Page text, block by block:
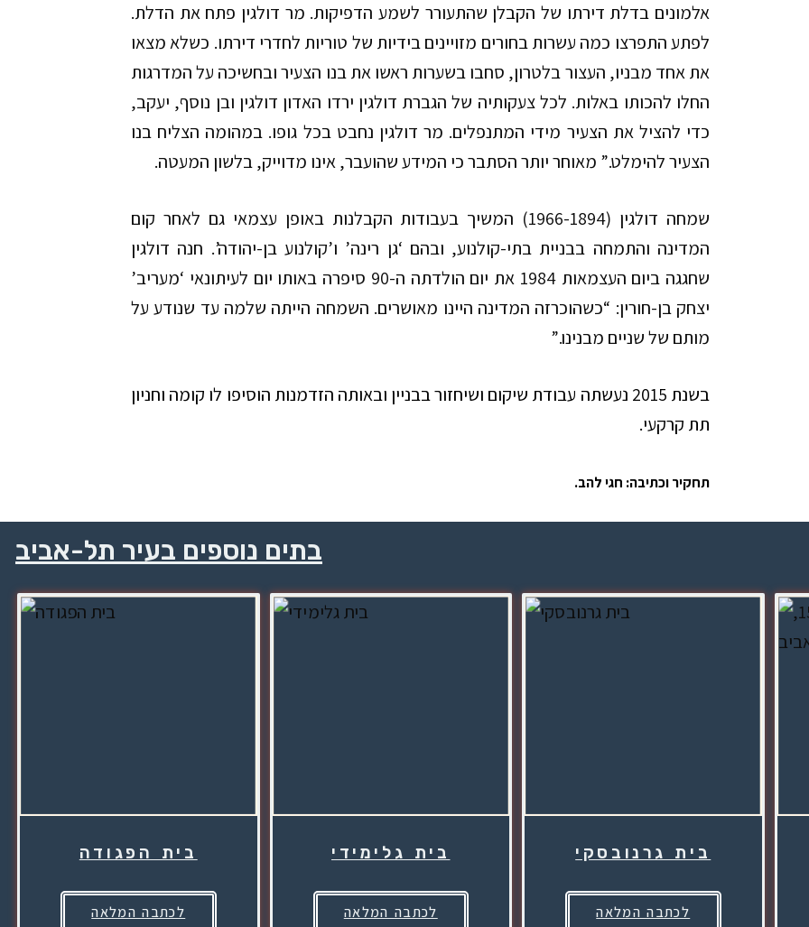
אלמונים בדלת דירתו של הקבלן שהתעורר לשמע הדפיקות. מר דולגין פתח את הדלת.
לפתע התפרצו כמה עשרות בחורים מזויינים בידיות של טוריות לחדרי דירתו. כשלא מצאו
את אחד מבניו, העצור בלטרון, סחבו בשערות ראשו את בנו הצעיר ובחשיכה על המדרגות
החלו להכותו באלות. לכל צעקותיה של הגברת דולגין ירדו האדון דולגין ובן נוסף, יעקב,
כדי להציל את הצעיר מידי המתנפלים. מר דולגין נחבט בכל גופו. במהומה הצליח בנו
הצעיר להימלט.” מאוחר יותר הסתבר כי המידע שהועבר, אינו מדוייק, בלשון המעטה.
שמחה דולגין (1966-1894) המשיך בעבודות הקבלנות באופן עצמאי גם לאחר קום
המדינה והתמחה בבניית בתי-קולנוע, ובהם ‘גן רינה’ ו’קולנוע בן-יהודה’. חנה דולגין
שחגגה ביום העצמאות 1984 את יום הולדתה ה-90 סיפרה באותו יום לעיתונאי ‘מעריב’
יצחק בן-חורין: “כשהוכרזה המדינה היינו מאושרים. השמחה הייתה שלמה עד שנודע על
מותם של שניים מבנינו.”
בשנת 2015 נעשתה עבודת שיקום ושיחזור בבניין ובאותה הזדמנות הוסיפו לו קומה וחניון
תת קרקעי.
תחקיר וכתיבה: חגי להב.
בתים נוספים בעיר תל-אביב
בית הפגודה
לכתבה המלאה
בית גלימידי
לכתבה המלאה
בית גרנובסקי
לכתבה המלאה